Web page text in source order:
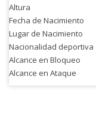
Altura
Fecha de Nacimiento
Lugar de Nacimiento
Nacionalidad deportiva
Alcance en Bloqueo
Alcance en Ataque